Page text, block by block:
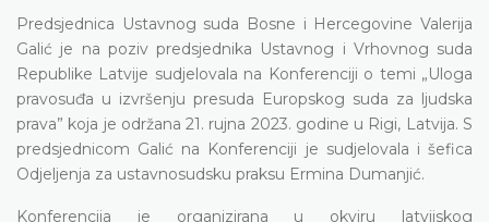
Predsjednica Ustavnog suda Bosne i Hercegovine Valerija
Galić je na poziv predsjednika Ustavnog i Vrhovnog suda
Republike Latvije sudjelovala na Konferenciji o temi „Uloga
pravosuđa u izvršenju presuda Europskog suda za ljudska
prava” koja je održana 21. rujna 2023. godine u Rigi, Latvija. S
predsjednicom Galić na Konferenciji je sudjelovala i šefica
Odjeljenja za ustavnosudsku praksu Ermina Dumanjić.
Konferencija je organizirana u okviru latvijskog